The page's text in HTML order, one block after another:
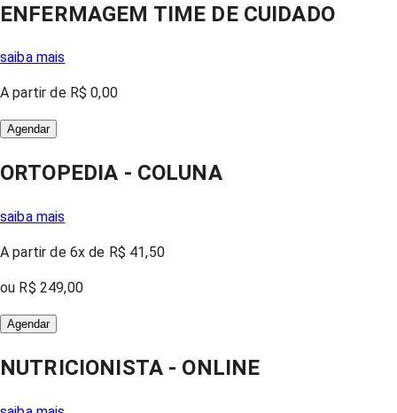
ENFERMAGEM TIME DE CUIDADO
saiba mais
A partir de R$ 0,00
Agendar
ORTOPEDIA - COLUNA
saiba mais
A partir de 6x de R$ 41,50
ou R$ 249,00
Agendar
NUTRICIONISTA - ONLINE